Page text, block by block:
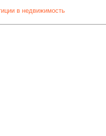
в недвижимость